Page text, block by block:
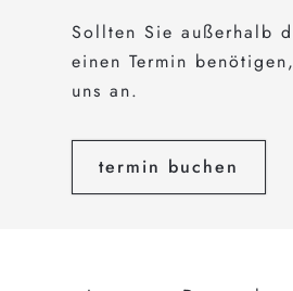
Sollten Sie außerhalb
einen Termin
uns an.
termin buchen